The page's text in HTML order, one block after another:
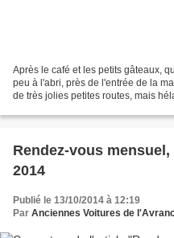
Après le café et les petits gâteaux,
peu à l'abri, près de l'entrée de la
de très jolies petites routes, mais
Rendez-vous
2014
Publié le 13/10/2014 à 12:19
Par Anciennes Voitures de